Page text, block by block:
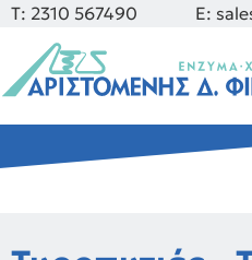
Τ: 2310 567490 E: